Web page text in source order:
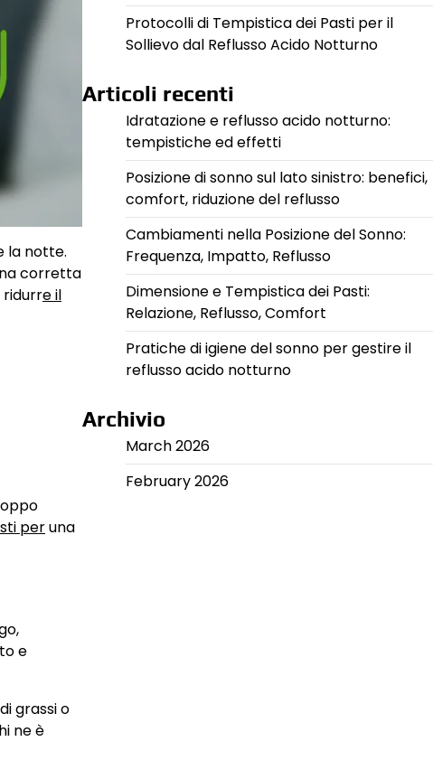
la notte.
corretta
ridurre il
peruna
e
grassi o
ne è
Protocolli di Tempistica dei Pasti per il
Sollievo dal Reflusso Acido Notturno
Articoli recenti
Idratazione e reflusso acido notturno:
tempistiche ed effetti
Posizione di sonno sul lato sinistro: benefici,
comfort, riduzione del reflusso
Cambiamenti nella Posizione del Sonno:
Frequenza, Impatto, Reflusso
Dimensione e Tempistica dei Pasti:
Relazione, Reflusso, Comfort
Pratiche di igiene del sonno per gestire il
reflusso acido notturno
Archivio
March 2026
February 2026